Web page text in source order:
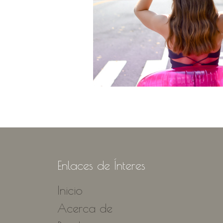
Enlaces de Ínteres
Inicio
Acerca de